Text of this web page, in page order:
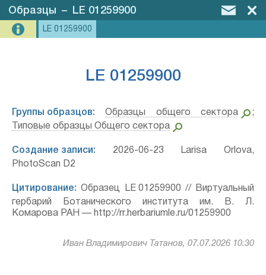
Образцы – LE 01259900
LE 01259900
LE 01259900
Группы образцов: Образцы общего сектора
;
Типовые образцы Общего сектора
Создание записи: 2026-06-23 Larisa Orlova,
PhotoScan D2
Цитирование: Образец LE 01259900 // Виртуальный
гербарий Ботанического института им. В. Л.
Комарова РАН — http://rr.herbariumle.ru/01259900
Иван Владимирович Татанов, 07.07.2026 10:30